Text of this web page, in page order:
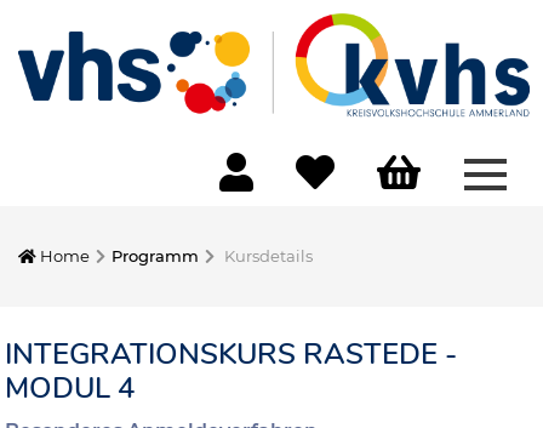
Home Programm Kursdetails
INTEGRATIONSKURS RASTEDE -
MODUL 4